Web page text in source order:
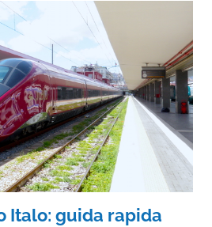
Italo: guida rapida